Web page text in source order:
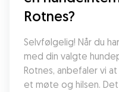
Rotnes?
Selvfølgelig! Når du
med din valgte
Rotnes, anbefaler vi
et møte og hilsen.